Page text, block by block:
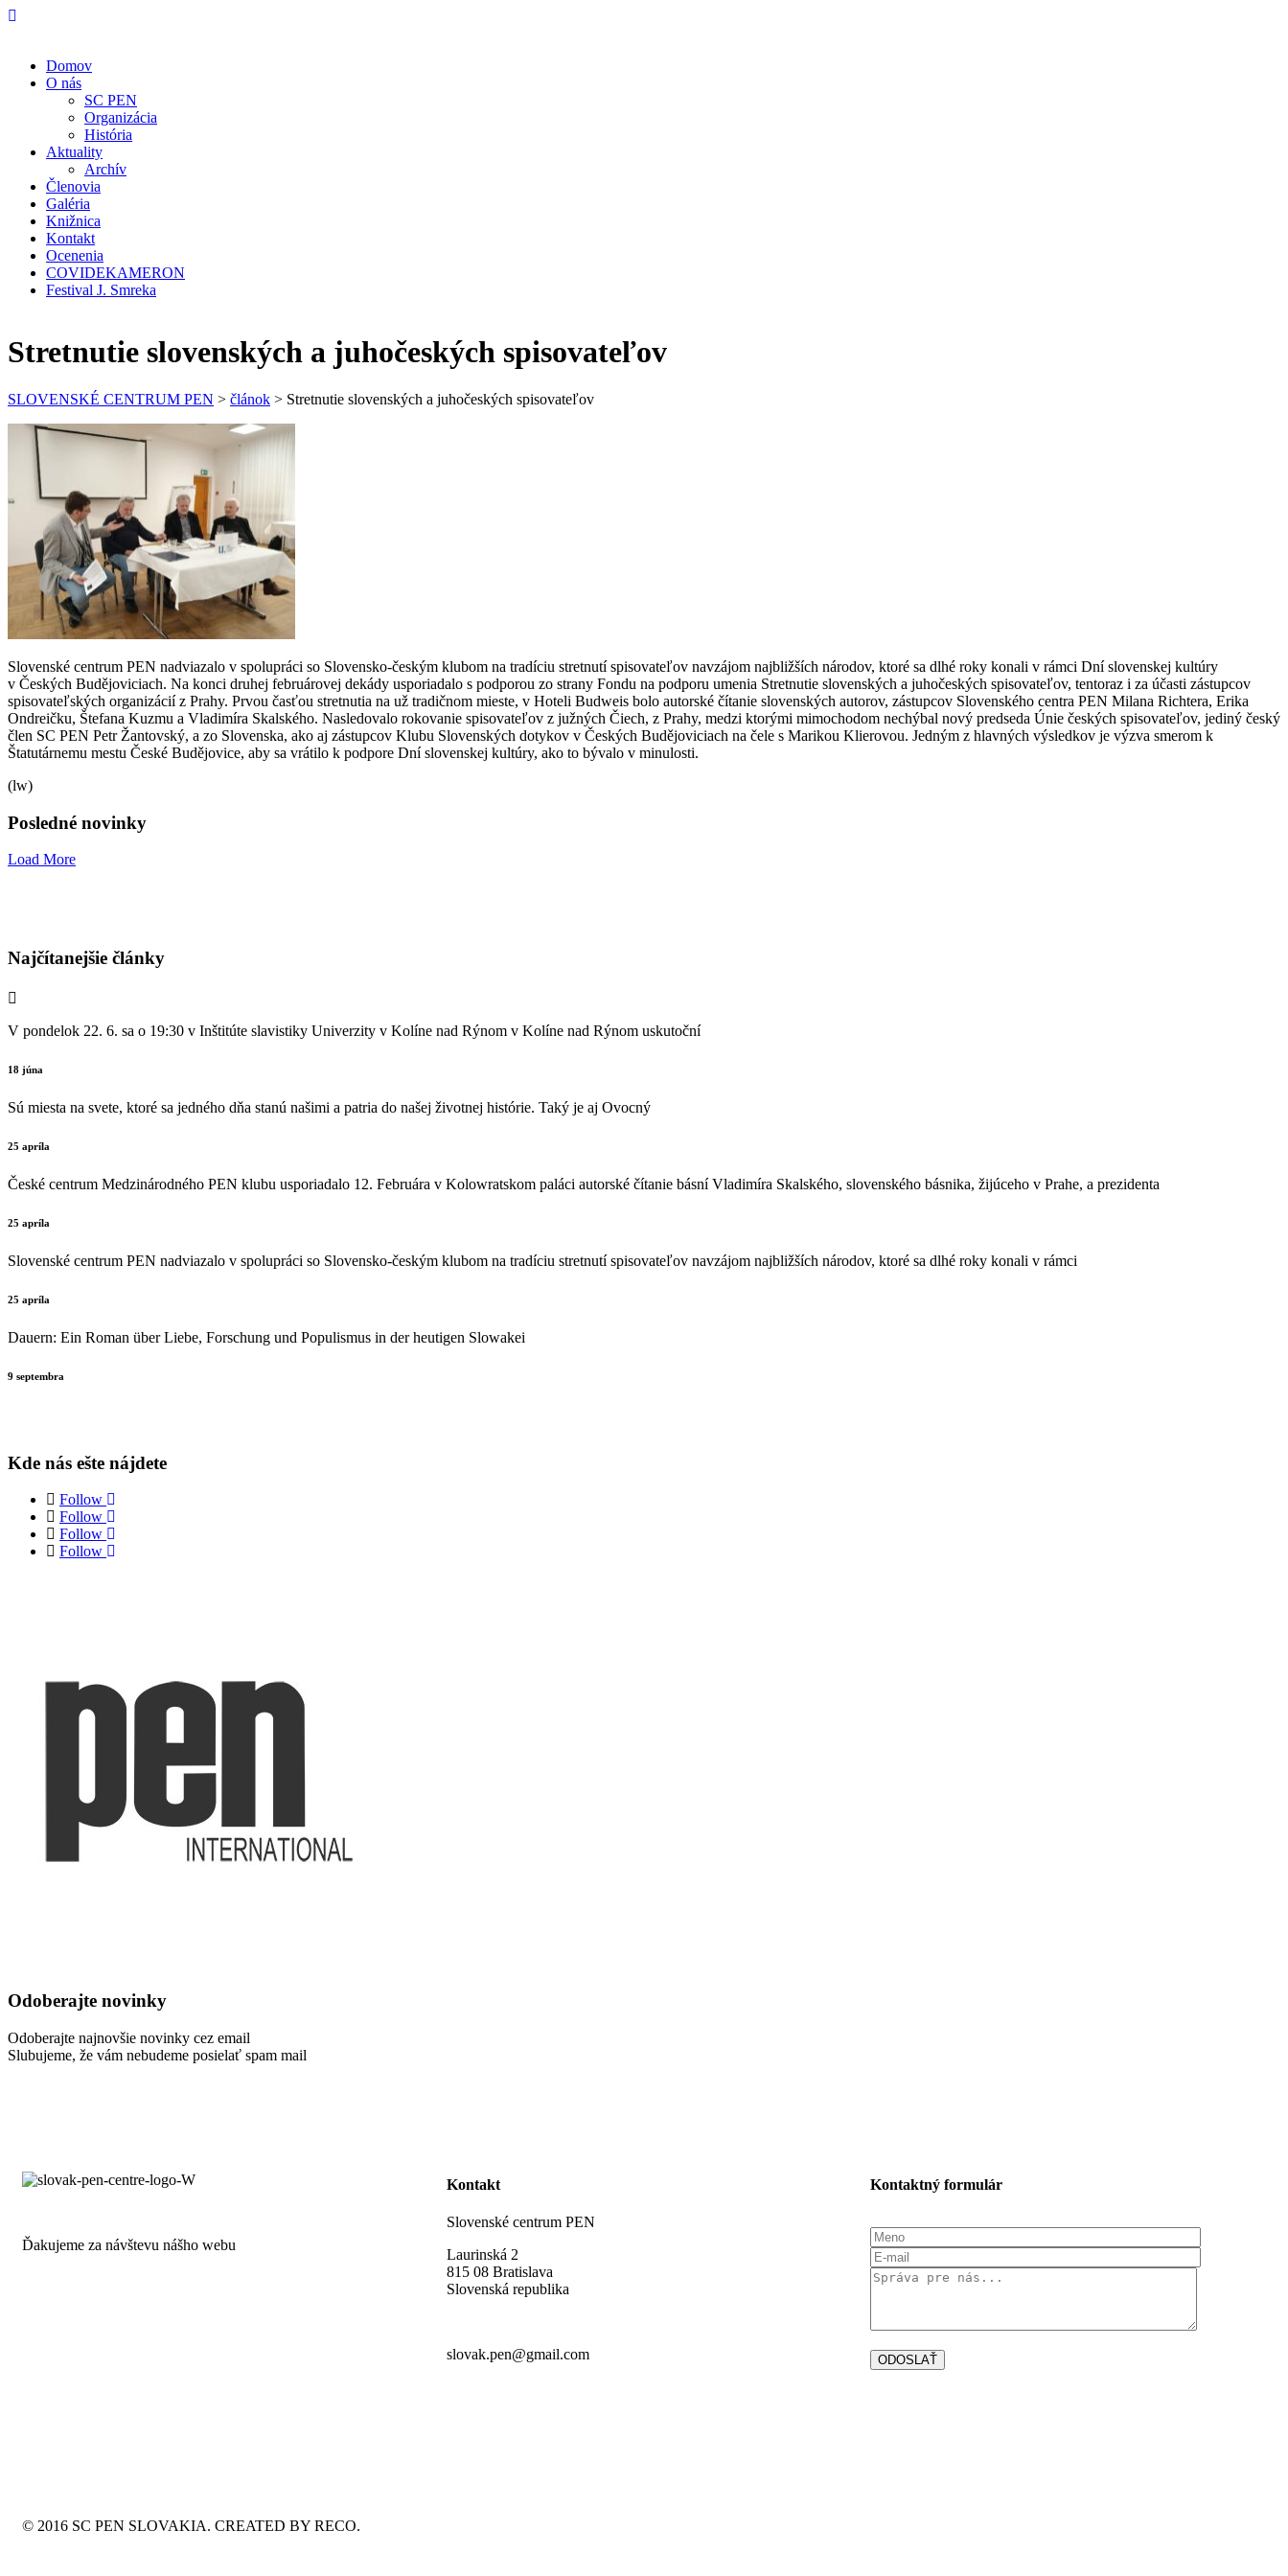
Domov
O nás
SC PEN
Organizácia
História
Aktuality
Archív
Členovia
Galéria
Knižnica
Kontakt
Ocenenia
COVIDEKAMERON
Festival J. Smreka
Stretnutie slovenských a juhočeských spisovateľov
SLOVENSKÉ CENTRUM PEN > článok > Stretnutie slovenských a juhočeských spisovateľov
Slovenské centrum PEN nadviazalo v spolupráci so Slovensko-českým klubom na tradíciu stretnutí spisovateľov navzájom najbližších národov, ktoré sa dlhé roky konali v rámci Dní slovenskej kultúry
v Českých Budějoviciach. Na konci druhej februárovej dekády usporiadalo s podporou zo strany Fondu na podporu umenia Stretnutie slovenských a juhočeských spisovateľov, tentoraz i za účasti zástupcov
spisovateľských organizácií z Prahy. Prvou časťou stretnutia na už tradičnom mieste, v Hoteli Budweis bolo autorské čítanie slovenských autorov, zástupcov Slovenského centra PEN Milana Richtera, Erika
Ondreičku, Štefana Kuzmu a Vladimíra Skalského. Nasledovalo rokovanie spisovateľov z južných Čiech, z Prahy, medzi ktorými mimochodom nechýbal nový predseda Únie českých spisovateľov, jediný český
člen SC PEN Petr Žantovský, a zo Slovenska, ako aj zástupcov Klubu Slovenských dotykov v Českých Budějoviciach na čele s Marikou Klierovou. Jedným z hlavných výsledkov je výzva smerom k
Štatutárnemu mestu České Budějovice, aby sa vrátilo k podpore Dní slovenskej kultúry, ako to bývalo v minulosti.
(lw)
Posledné novinky
Load More
Najčítanejšie články
V pondelok 22. 6. sa o 19:30 v Inštitúte slavistiky Univerzity v Kolíne nad Rýnom v Kolíne nad Rýnom uskutoční
18 júna
Sú miesta na svete, ktoré sa jedného dňa stanú našimi a patria do našej životnej histórie. Taký je aj Ovocný
25 apríla
České centrum Medzinárodného PEN klubu usporiadalo 12. Februára v Kolowratskom paláci autorské čítanie básní Vladimíra Skalského, slovenského básnika, žijúceho v Prahe, a prezidenta
25 apríla
Slovenské centrum PEN nadviazalo v spolupráci so Slovensko-českým klubom na tradíciu stretnutí spisovateľov navzájom najbližších národov, ktoré sa dlhé roky konali v rámci
25 apríla
Dauern: Ein Roman über Liebe, Forschung und Populismus in der heutigen Slowakei
9 septembra
Kde nás ešte nájdete
Follow
Follow
Follow
Follow
Odoberajte novinky
Odoberajte najnovšie novinky cez email
Slubujeme, že vám nebudeme posielať spam mail
Ďakujeme za návštevu nášho webu
Kontakt
Slovenské centrum PEN
Laurinská 2
815 08 Bratislava
Slovenská republika
slovak.pen@gmail.com
Kontaktný formulár
© 2016 SC PEN SLOVAKIA. CREATED BY RECO.